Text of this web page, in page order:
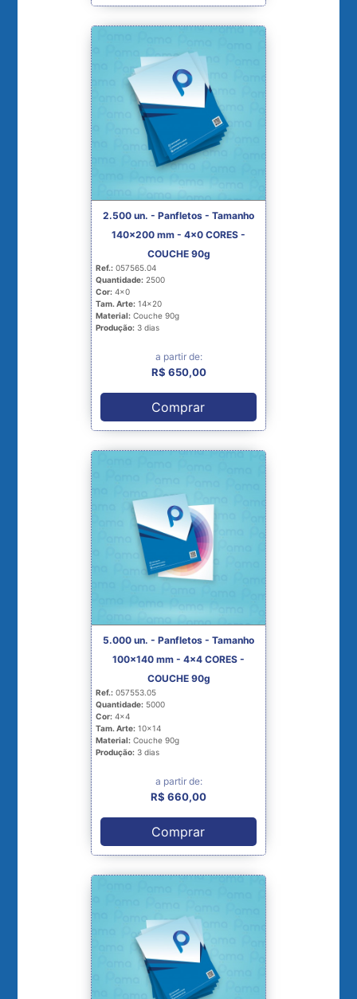
2.500 un. - Panfletos - Tamanho
140x200 mm - 4x0 CORES -
COUCHE 90g
Ref.: 057565.04
Quantidade: 2500
Cor: 4x0
Tam. Arte: 14x20
Material: Couche 90g
Produção: 3 dias
a partir de:
R$ 650,00
Comprar
5.000 un. - Panfletos - Tamanho
100x140 mm - 4x4 CORES -
COUCHE 90g
Ref.: 057553.05
Quantidade: 5000
Cor: 4x4
Tam. Arte: 10x14
Material: Couche 90g
Produção: 3 dias
a partir de:
R$ 660,00
Comprar